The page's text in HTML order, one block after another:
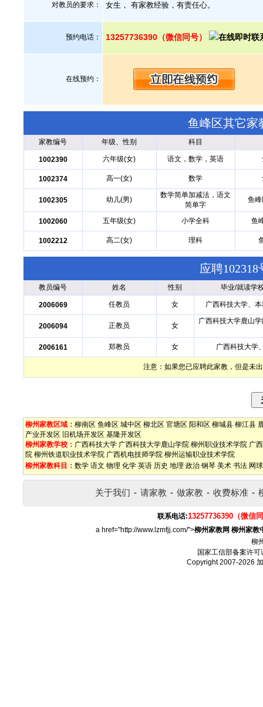
对教员的要求： 女生， 有家教经验，有责任心。
预约电话： 13257736390（微信同号）
在线预约：
鱼峰区其它家
家教编号 年级、性别 科目
1002390 六年级(女) 语文，数学，英语
1002374 高一(女) 数学
1002305 幼儿(男)
数学简单加减法，语文
简单字
鱼
1002060 五年级(女) 小学全科 鱼
1002212 高二(女) 理科
应聘
教员编号 姓名 性别 毕业/就读学
2006069 任教员 女 广西科技大学、
2006094 正教员 女
广西科技大学鹿山
2006161 郑教员 女 广西科技大学
注意：如果您已应聘此家教，但是未
柳州家教区域： 柳南区 鱼峰区 城中区 柳北区 官塘区 阳和区 柳城县 柳江县
产业开发区
旧机场开发区 基隆开发区
柳州家教学校： 广西科技大学 广西科技大学鹿山学院 柳州职业技术学院 广
院 柳州铁道职业技术学院 广西机电技师学院 柳州运输职业技术学院
柳州家教科目： 数学 语文 物理 化学 英语 历史 地理 政治 钢琴 美术 书法 网球
关于我们 - 请家教 - 做家教 - 收费标准 -
联系电话:13257736390（微信
a href="http://www.lzmfjj.com/">柳州家教网 柳州家教
柳
国家工信部备案许可
Copyright 2007-2026